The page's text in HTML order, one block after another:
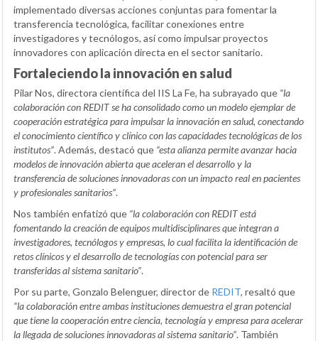
implementado diversas acciones conjuntas para fomentar la
transferencia tecnológica, facilitar conexiones entre
investigadores y tecnólogos, así como impulsar proyectos
innovadores con aplicación directa en el sector sanitario.
Fortaleciendo la innovación en salud
Pilar Nos, directora científica del IIS La Fe, ha subrayado que “la
colaboración con REDIT se ha consolidado como un modelo ejemplar de
cooperación estratégica para impulsar la innovación en salud, conectando
el conocimiento científico y clínico con las capacidades tecnológicas de los
institutos”. Además, destacó que “esta alianza permite avanzar hacia
modelos de innovación abierta que aceleran el desarrollo y la
transferencia de soluciones innovadoras con un impacto real en pacientes
y profesionales sanitarios”.
Nos también enfatizó que “la colaboración con REDIT está
fomentando la creación de equipos multidisciplinares que integran a
investigadores, tecnólogos y empresas, lo cual facilita la identificación de
retos clínicos y el desarrollo de tecnologías con potencial para ser
transferidas al sistema sanitario”.
Por su parte, Gonzalo Belenguer, director de REDIT, resaltó que
“la colaboración entre ambas instituciones demuestra el gran potencial
que tiene la cooperación entre ciencia, tecnología y empresa para acelerar
la llegada de soluciones innovadoras al sistema sanitario”. También